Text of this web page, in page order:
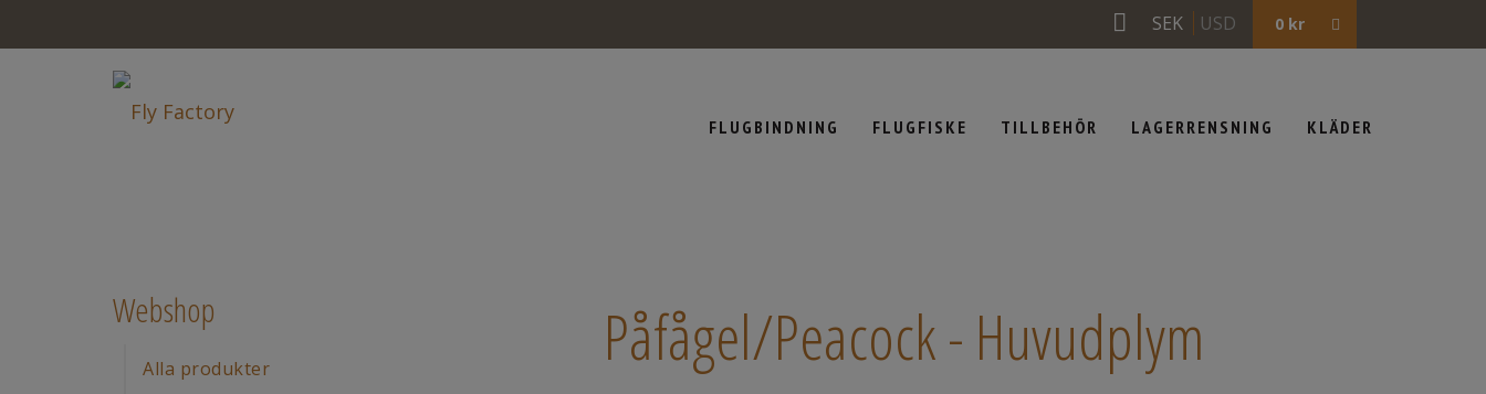
0 kr
SEK USD
FLUGBINDNING FLUGFISKE TILLBEHÖR LAGERRENSNING KLÄDER
Webshop
Alla produkter Påfågel/Peacock - Huvudplym